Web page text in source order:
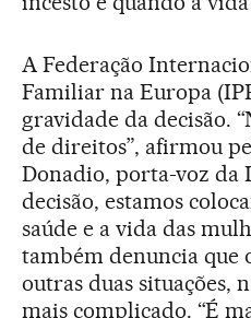
A Federação
Familiar na Europa
gravidade da decisão.
de direitos”, afirmou
Donadio, porta-voz da
decisão, estamos
saúde e a vida das
também denuncia que
outras duas situações,
mais complicado. “É